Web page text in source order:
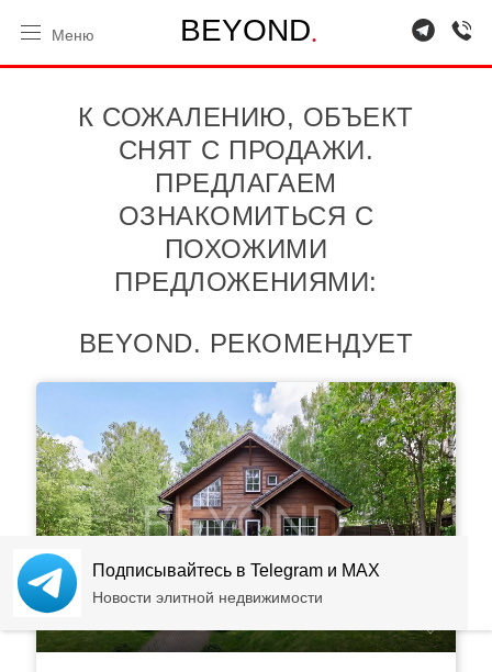
BEYOND.
Меню
К СОЖАЛЕНИЮ, ОБЪЕКТ
СНЯТ С ПРОДАЖИ.
ПРЕДЛАГАЕМ
ОЗНАКОМИТЬСЯ С
ПОХОЖИМИ
ПРЕДЛОЖЕНИЯМИ:
BEYOND. РЕКОМЕНДУЕТ
Подписывайтесь в Telegram и MAX
Новости элитной недвижимости